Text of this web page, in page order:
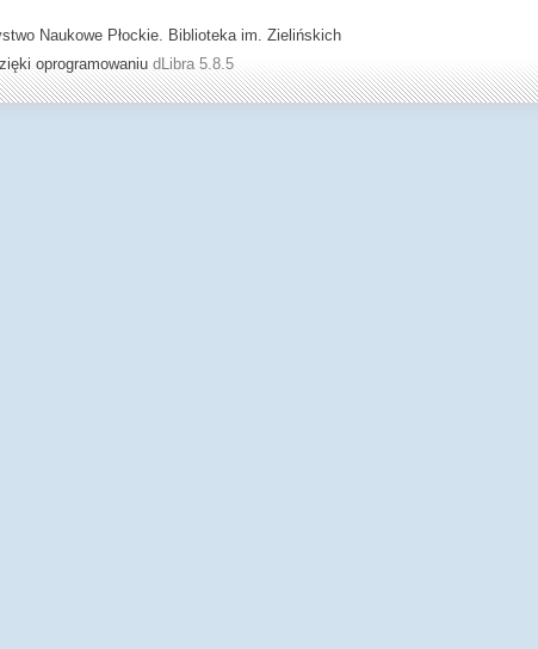
Naukowe Płockie. Biblioteka im. Zielińskich
oprogramowaniu dLibra 5.8.5